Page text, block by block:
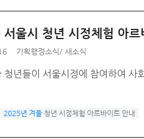
울시 청년 시정체험 아르
기획행정소식/ 새소식
청년들이 서울시정에 참여하여
2025년 겨울 청년 시정체험 아르바이트 안내